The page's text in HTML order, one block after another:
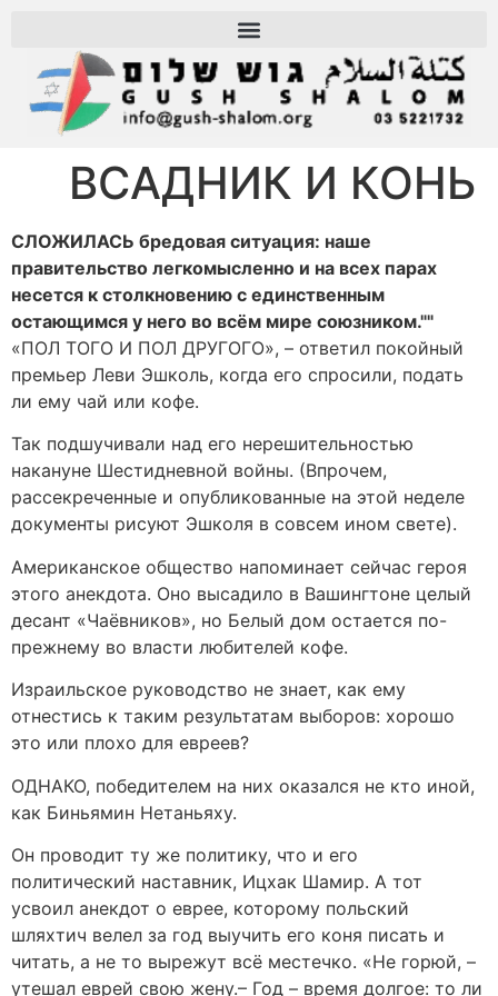
ВСАДНИК И КОНЬ
СЛОЖИЛАСЬ бредовая ситуация: наше
правительство легкомысленно и на всех парах
несется к столкновению с единственным
остающимся у него во всём мире союзником.""
«ПОЛ ТОГО И ПОЛ ДРУГОГО», – ответил покойный
премьер Леви Эшколь, когда его спросили, подать
ли ему чай или кофе.
Так подшучивали над его нерешительностью
накануне Шестидневной войны. (Впрочем,
рассекреченные и опубликованные на этой неделе
документы рисуют Эшколя в совсем ином свете).
Американское общество напоминает сейчас героя
этого анекдота. Оно высадило в Вашингтоне целый
десант «Чаёвников», но Белый дом остается по-
прежнему во власти любителей кофе.
Израильское руководство не знает, как ему
отнестись к таким результатам выборов: хорошо
это или плохо для евреев?
ОДНАКО, победителем на них оказался не кто иной,
как Биньямин Нетаньяху.
Он проводит ту же политику, что и его
политический наставник, Ицхак Шамир. А тот
усвоил анекдот о еврее, которому польский
шляхтич велел за год выучить его коня писать и
читать, а не то вырежут всё местечко. «Не горюй, –
утешал еврей свою жену.– Год – время долгое: то ли